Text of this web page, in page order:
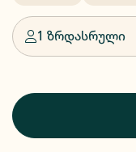
1 ზრდასრული